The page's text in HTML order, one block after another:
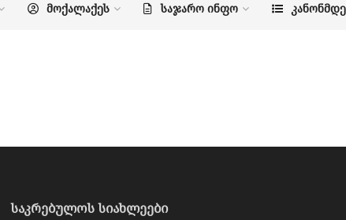
ᲛᲝᲥᲐᲚᲐᲥᲔᲡ ᲡᲐᲯᲐᲠᲝ ᲘᲜᲤᲝ
საკრებულოს სიახლეები